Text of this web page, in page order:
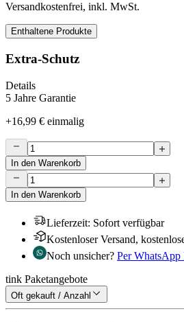
Versandkostenfrei, inkl. MwSt.
Enthaltene Produkte
Extra-Schutz
Details
5 Jahre Garantie
+16,99 € einmalig
In den Warenkorb
In den Warenkorb
Lieferzeit: Sofort verfügbar
Kostenloser Versand,
Noch unsicher? Per WhatsApp
tink Paketangebote
Oft gekauft / Anzahl